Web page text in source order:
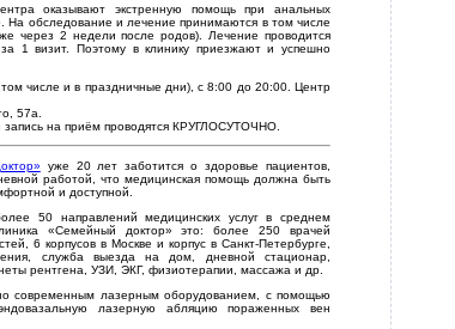
оказывают экстренную помощь при анальных
На обследование и лечение принимаются в том числе
через 2 недели после родов). Лечение проводится
1 визит. Поэтому в клинику приезжают и успешно
числе и в праздничные дни), с 8:00 до 20:00. Центр
57а.
запись на приём проводятся КРУГЛОСУТОЧНО.
уже 20 лет заботится о здоровье пациентов,
работой, что медицинская помощь должна быть
и доступной.
50 направлений медицинских услуг в среднем
«Семейный доктор» это: более 250 врачей
6 корпусов в Москве и корпус в Санкт-Петербурге,
служба выезда на дом, дневной стационар,
рентгена, УЗИ, ЭКГ, физиотерапии, массажа и др.
современным лазерным оборудованием, с помощью
лазерную абляцию пораженных вен